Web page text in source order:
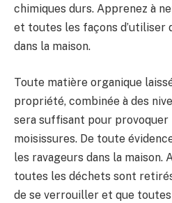
chimiques durs. Apprenez à
et toutes les façons d’utiliser
dans la maison.
Toute matière organique
propriété, combinée à des
sera suffisant pour provoquer
moisissures. De toute
les ravageurs dans la maison.
toutes les déchets sont
de se verrouiller et que